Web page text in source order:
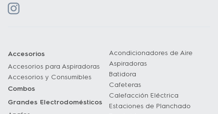
Accesorios
Accesorios para Aspiradoras
Accesorios y Consumibles
Combos
Grandes Electrodomésticos
Acondicionadores de Aire
Aspiradoras
Batidora
Cafeteras
Calefacción Eléctrica
Estaciones de Planchado